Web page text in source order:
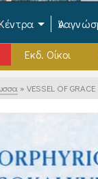
Εκδ. Οίκοι
» VESSEL OF GRACE